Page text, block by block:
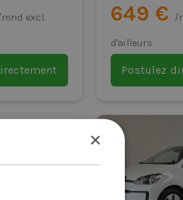
excl. 649 € /
d'ailleurs
Postulez
×